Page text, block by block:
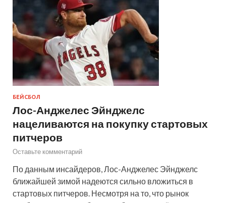
БЕЙСБОЛ
Лос-Анджелес Эйнджелс
нацеливаются на покупку стартовых
питчеров
Оставьте комментарий
По данным инсайдеров, Лос-Анджелес Эйнджелс
ближайшей зимой надеются сильно вложиться в
стартовых питчеров. Несмотря на то, что рынок